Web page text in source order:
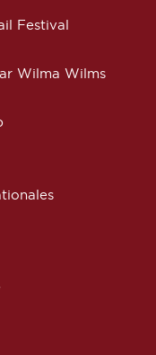
Festival
Wilma Wilms